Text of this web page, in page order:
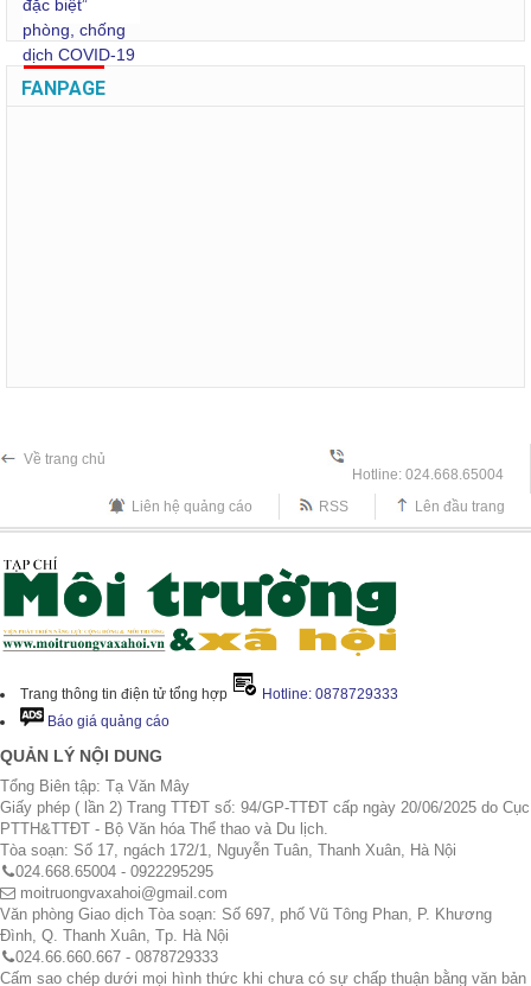
FANPAGE
Về trang chủ
Hotline: 024.668.65004
Liên hệ quảng cáo
RSS Lên đầu trang
Trang thông tin điện tử tổng hợp
Hotline: 0878729333
Báo giá quảng cáo
QUẢN LÝ NỘI DUNG
Tổng Biên tập: Tạ Văn Mây
Giấy phép ( lần 2) Trang TTĐT số: 94/GP-TTĐT cấp ngày 20/06/2025 do Cục
PTTH&TTĐT - Bộ Văn hóa Thể thao và Du lịch.
Tòa soạn: Số 17, ngách 172/1, Nguyễn Tuân, Thanh Xuân, Hà Nội
024.668.65004 - 0922295295
moitruongvaxahoi@gmail.com
Văn phòng Giao dịch Tòa soạn: Số 697, phố Vũ Tông Phan, P. Khương
Đình, Q. Thanh Xuân, Tp. Hà Nội
024.66.660.667 - 0878729333
Cấm sao chép dưới mọi hình thức khi chưa có sự chấp thuận bằng văn bản